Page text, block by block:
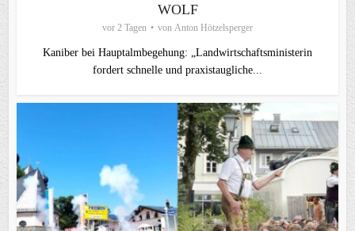
WOLF
vor 2 Tagen von Anton Hötzelsperger
Kaniber bei Hauptalmbegehung: „Landwirtschaftsministerin
fordert schnelle und praxistaugliche...